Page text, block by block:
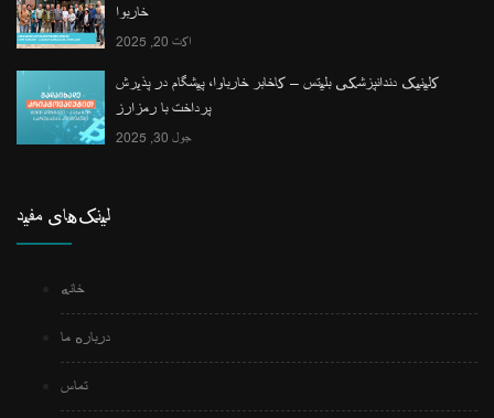
خاربوا
اکت 20, 2025
کلینیک دندانپزشکی بلیتس – کاخابر خارباوا، پیشگام در پذیرش
پرداخت با رمزارز
جول 30, 2025
لینک‌های مفید
خانه
درباره ما
تماس